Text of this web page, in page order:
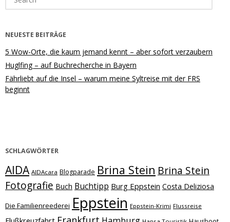
for:
NEUESTE BEITRÄGE
5 Wow-Orte, die kaum jemand kennt – aber sofort verzaubern
Huglfing – auf Buchrecherche in Bayern
Fährliebt auf die Insel – warum meine Syltreise mit der FRS
beginnt
SCHLAGWÖRTER
AIDA AIDAcara Blogparade Brina Stein Brina Stein
Fotografie Buch Buchtipp Burg Eppstein Costa Deliziosa
Die Familienreederei Eppstein Eppstein-Krimi Flussreise